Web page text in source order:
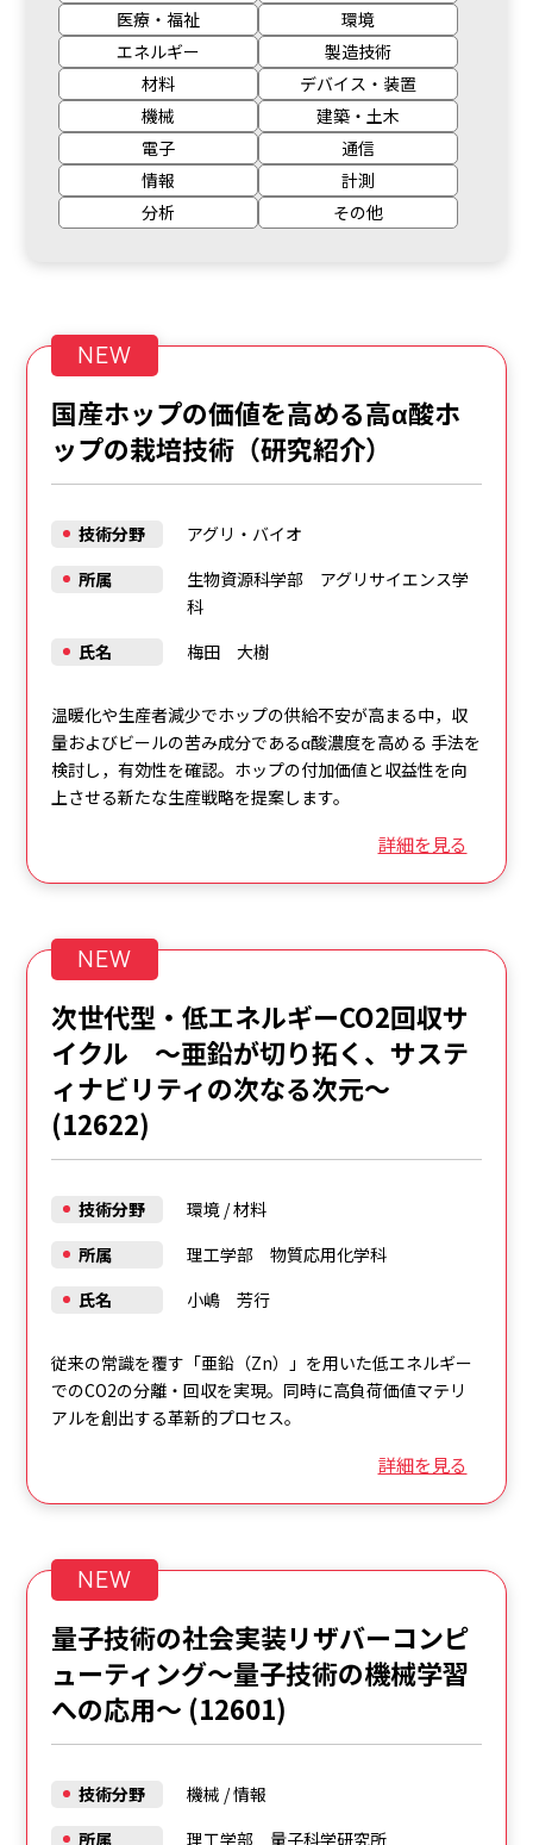
医療・福祉
環境
エネルギー
製造技術
材料
デバイス・装置
機械
建築・土木
電子
通信
情報
計測
分析
その他
NEW
国産ホップの価値を高める高α酸ホ
ップの栽培技術（研究紹介）
技術分野
アグリ・バイオ
所属
生物資源科学部 アグリサイエンス学
科
氏名
梅田 大樹
温暖化や生産者減少でホップの供給不安が高まる中，収
量およびビールの苦み成分であるα酸濃度を高める 手法を
検討し，有効性を確認。ホップの付加価値と収益性を向
上させる新たな生産戦略を提案します。
詳細を見る
NEW
次世代型・低エネルギーCO2回収サ
イクル ～亜鉛が切り拓く、サステ
ィナビリティの次なる次元～
(12622)
技術分野 環境/材料
所属
理工学部 物質応用化学科
氏名
小嶋 芳行
従来の常識を覆す「亜鉛（Zn）」を用いた低エネルギー
でのCO2の分離・回収を実現。同時に高負荷価値マテリ
アルを創出する革新的プロセス。
詳細を見る
NEW
量子技術の社会実装リザバーコンピ
ューティング～量子技術の機械学習
への応用～ (12601)
技術分野 機械 /情報
所属
理工学部 量子科学研究所